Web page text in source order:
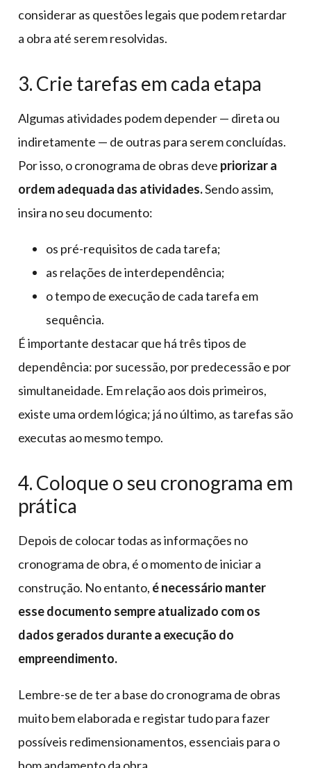
considerar as questões legais que podem retardar
a obra até serem resolvidas.
3. Crie tarefas em cada etapa
Algumas atividades podem depender — direta ou
indiretamente — de outras para serem concluídas.
Por isso, o cronograma de obras deve priorizar a
ordem adequada das atividades.Sendo assim,
insira no seu documento:
os pré-requisitos de cada tarefa;
as relações de interdependência;
o tempo de execução de cada tarefa em
sequência.
É importante destacar que há três tipos de
dependência: por sucessão, por predecessão e por
simultaneidade. Em relação aos dois primeiros,
existe uma ordem lógica; já no último, as tarefas são
executas ao mesmo tempo.
4. Coloque o seu cronograma em
prática
Depois de colocar todas as informações no
cronograma de obra, é o momento de iniciar a
construção. No entanto, é necessário manter
esse documento sempre atualizado com os
dados gerados durante a execução do
empreendimento.
Lembre-se de ter a base do cronograma de obras
muito bem elaborada e registar tudo para fazer
possíveis redimensionamentos, essenciais para o